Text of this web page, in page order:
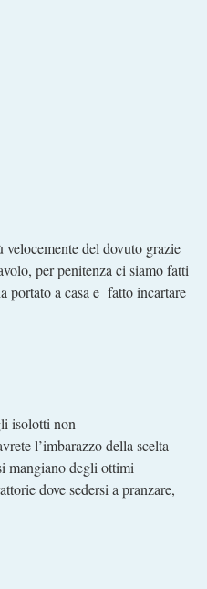
del dovuto grazie
per penitenza ci siamo fatti
portato a casa e fatto incartare
isolotti non
l’imbarazzo della scelta
mangiano degli ottimi
dove sedersi a pranzare,